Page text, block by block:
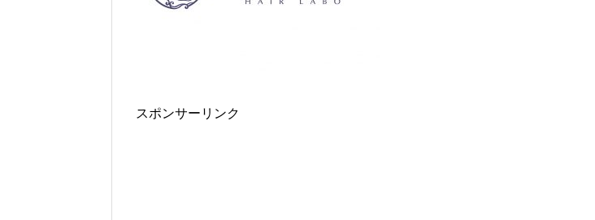
スポンサーリンク